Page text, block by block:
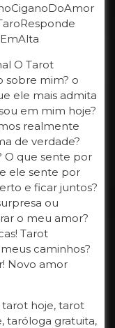
O Tarot
sobre mim? o
ele mais admita
em mim hoje?
realmente
de verdade?
O que sente por
ele sente por
e ficar juntos?
ou
o meu amor?
Tarot
caminhos?
Novo amor
hoje, tarot
taróloga gratuita,